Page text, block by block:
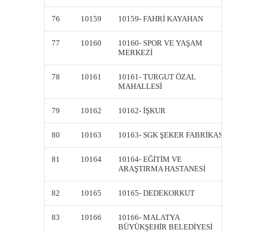
76 10159 10159- FAHRİ KAYAHAN
77 10160
10160- SPOR VE YAŞAM
MERKEZİ
78 10161
10161- TURGUT ÖZAL
MAHALLESİ
79 10162 10162- İŞKUR
80 10163 10163- SGK ŞEKER FABRİKASI
81 10164
10164- EĞİTİM VE
ARAŞTIRMA HASTANESİ
82 10165 10165- DEDEKORKUT
83 10166
10166- MALATYA
BÜYÜKŞEHİR BELEDİYESİ